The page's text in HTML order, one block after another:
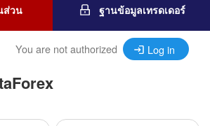
ส่วน ฐานข้อมูลเทรดเดอร์
You are not authorized Log in